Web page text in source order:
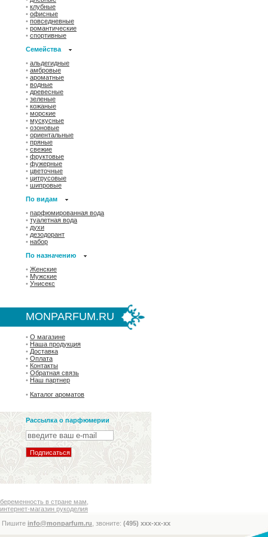
• клубные
• офисные
• повседневные
• романтические
• спортивные
Семейства
• альдегидные
• амбровые
• ароматные
• водные
• древесные
• зеленые
• кожаные
• морские
• мускусные
• озоновые
• ориентальные
• пряные
• свежие
• фруктовые
• фужерные
• цветочные
• цитрусовые
• шипровые
По видам
• парфюмированная вода
• туалетная вода
• духи
• дезодорант
• набор
По назначению
• Женские
• Мужские
• Унисекс
MONPARFUM.RU
• О магазине
• Наша продукция
• Доставка
• Оплата
• Контакты
• Обратная связь
• Наш партнер
• Каталог ароматов
Рассылка о парфюмерии
беременность в стране мам
интернет-магазин рукоделия
Пишите info@monparfum.ru , звоните: (495) xxx-xx-xx